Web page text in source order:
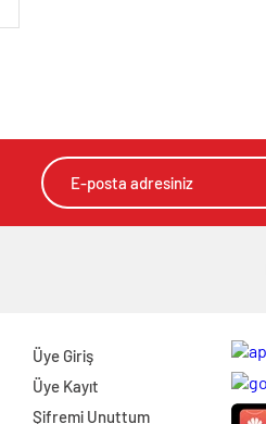
Üye Giriş
Üye Kayıt
Şifremi Unuttum